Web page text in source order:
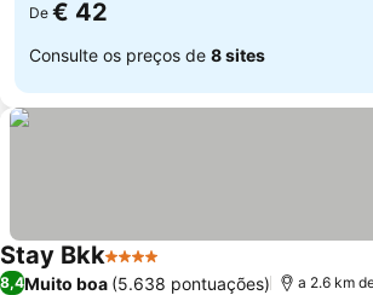
De € 42
Consulte os preços de 8 sites
Stay Bkk4 Estrelas
8,4Muito boa (5.638 pontuações) a 2.6 km